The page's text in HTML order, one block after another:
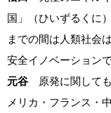
国」（ひいずるくに
までの間は人類社会
安全イノベーション
元谷
原発に関して
メリカ・フランス・